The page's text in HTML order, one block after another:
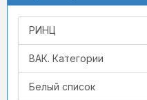
РИНЦ
ВАК. Категории
Белый список